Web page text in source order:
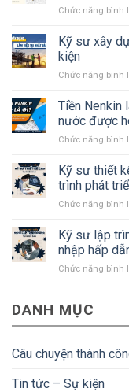
Chức năng bình
Kỹ sư xây
kiện
Chức năng bình
Tiền Nenkin
nước được
Chức năng bình
Kỹ sư thiết
trình phát
Chức năng bình
Kỹ sư lập
nhập hấp
Chức năng bình
DANH MỤC
Câu chuyện thành
Tin tức – Sự kiện